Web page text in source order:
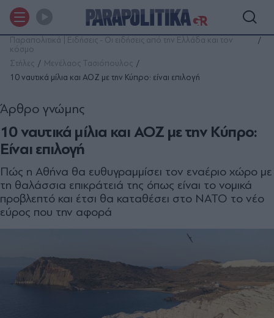
Παραπολιτικά | Ειδήσεις - Οι ειδήσεις από την Ελλάδα και τον
κόσμο
Στήλες
Μενέλαος Τασιόπουλος
10 ναυτικά µίλια και ΑΟΖ µε την Κύπρο: είναι επιλογή
10 ναυτικά µίλια και ΑΟΖ µε την Κύπρο:
Είναι επιλογή
Άρθρο γνώμης
Πώς η Αθήνα θα ευθυγραµµίσει τον εναέριο χώρο µε
τη θαλάσσια επικράτειά της όπως είναι το νοµικά
προβλεπτό και έτσι θα καταθέσει στο ΝΑΤΟ το νέο
εύρος που την αφορά